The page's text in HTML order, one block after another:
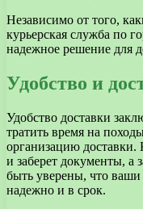
Независимо от того,
курьерская служба по
надежное решение для
Удобство и
Удобство доставки
тратить время на
организацию доставки.
и заберет документы, а
быть уверены, что
надежно и в срок.